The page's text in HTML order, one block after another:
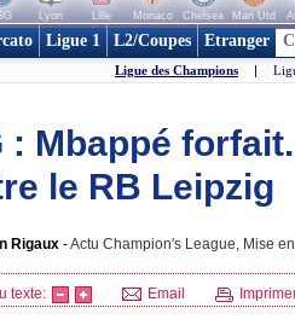
Lyon Lille Monaco Chelsea Man Utd
Ligue 1 L2/Coupes Etranger
Ligue des Champions |
: Mbappé
le RB Leipzig
Rigaux -Actu Champion's League, Mise
texte: Email